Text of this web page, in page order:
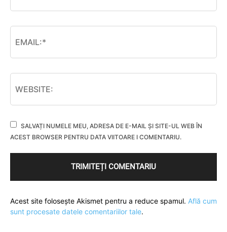
SALVAȚI NUMELE MEU, ADRESA DE E-MAIL ȘI SITE-UL WEB ÎN
ACEST BROWSER PENTRU DATA VIITOARE I COMENTARIU.
Acest site folosește Akismet pentru a reduce spamul. Află cum
sunt procesate datele comentariilor tale.